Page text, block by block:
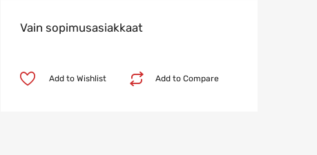
Vain sopimusasiakkaat
Add to Compare
Add to Wishlist